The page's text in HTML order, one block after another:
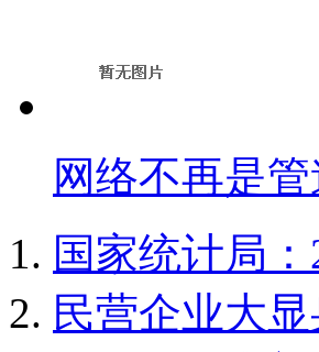
网络不再是
国家统计局
民营企业大